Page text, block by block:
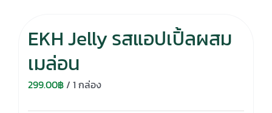
EKH Jelly รสแอปเปิ้ลผสม
เมล่อน
299.00฿/ 1 กล่อง